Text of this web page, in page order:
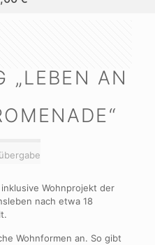
„LEBEN AN
Wohnprojekt der
nach etwa 18
Wohnformen an. So gibt